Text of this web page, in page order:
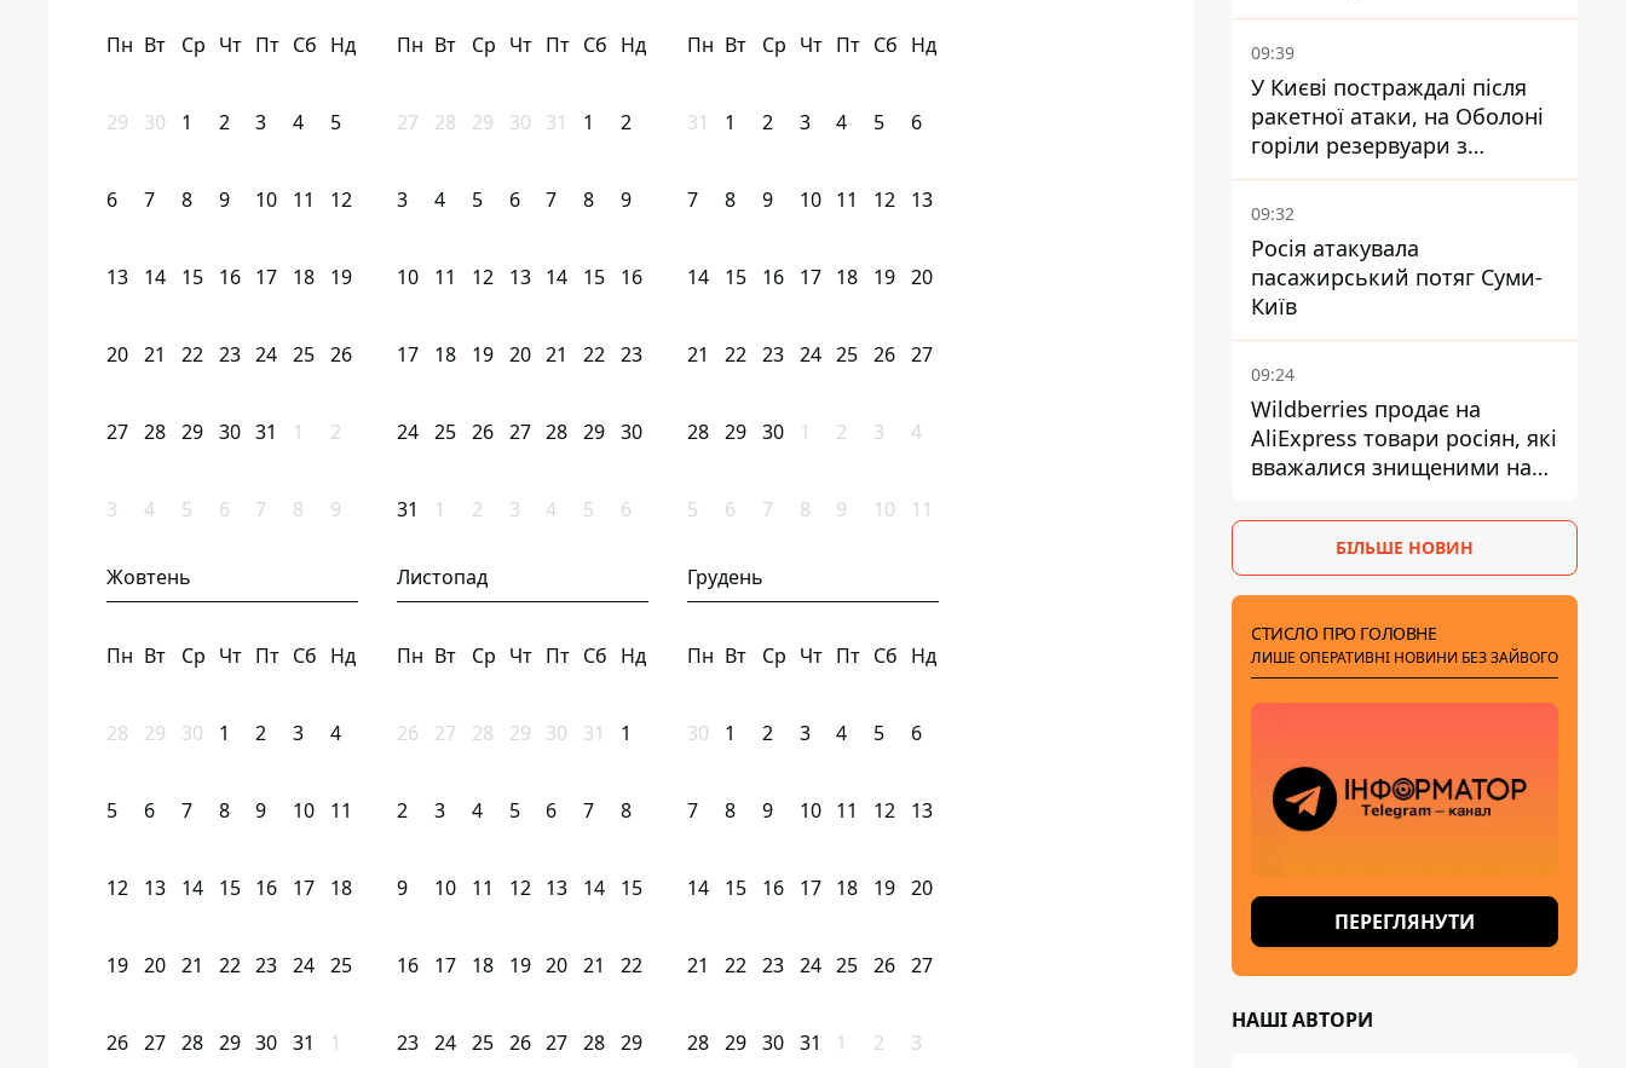
Пн Вт Ср Чт Пт Сб Нд
29 30 1 2 3 4 5
6 7 8 9 10 11 12
13 14 15 16 17 18 19
20 21 22 23 24 25 26
27 28 29 30 31 1 2
3 4 5 6 7 8 9
Пн Вт Ср Чт Пт Сб Нд
27 28 29 30 31 1 2
3 4 5 6 7 8 9
10 11 12 13 14 15 16
17 18 19 20 21 22 23
24 25 26 27 28 29 30
31 1 2 3 4 5 6
Пн Вт Ср Чт Пт Сб Нд
31 1 2 3 4 5 6
7 8 9 10 11 12 13
14 15 16 17 18 19 20
21 22 23 24 25 26 27
28 29 30 1 2 3 4
5 6 7 8 9 10 11
Жовтень
Пн Вт Ср Чт Пт Сб Нд
28 29 30 1 2 3 4
5 6 7 8 9 10 11
12 13 14 15 16 17 18
19 20 21 22 23 24 25
26 27 28 29 30 31 1
Листопад
Пн Вт Ср Чт Пт Сб Нд
26 27 28 29 30 31 1
2 3 4 5 6 7 8
9 10 11 12 13 14 15
16 17 18 19 20 21 22
23 24 25 26 27 28 29
Грудень
Пн Вт Ср Чт Пт Сб Нд
30 1 2 3 4 5 6
7 8 9 10 11 12 13
14 15 16 17 18 19 20
21 22 23 24 25 26 27
28 29 30 31 1 2 3
09:39
У Києві постраждалі після
ракетної атаки, на Оболоні
горіли резервуари з
паливом
09:32
Росія атакувала
пасажирський потяг Суми-
Київ
09:24
Wildberries продає на
AliExpress товари росіян, які
вважалися знищеними на
БІЛЬШЕ НОВИН
СТИСЛО ПРО ГОЛОВНЕ
ЛИШЕ ОПЕРАТИВНІ НОВИНИ БЕЗ ЗАЙВОГО
ПЕРЕГЛЯНУТИ
НАШІ АВТОРИ